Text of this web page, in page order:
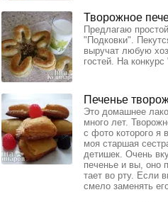
Творожное
Предлагаю
"Подковки".
выручат любую
гостей. На
Печенье
Это домашнее
много лет.
с фото которого я
моя старшая
детишек. Очень
печенье и вы, оно
тает во рту. Если
смело заменять